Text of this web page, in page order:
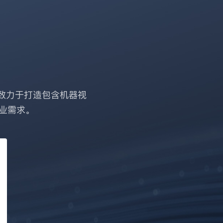
力于打造包含机器视
求。